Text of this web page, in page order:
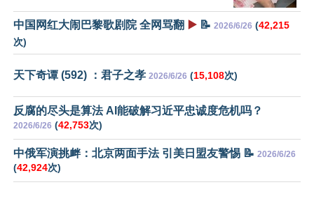
中国网红大闹巴黎歌剧院 全网骂翻 ▶️ 📝 2026/6/26 (42,215
次)
天下奇谭 (592) ：君子之孝 2026/6/26 (15,108次)
反腐的尽头是算法 AI能破解习近平忠诚度危机吗？
2026/6/26 (42,753次)
中俄军演挑衅：北京两面手法 引美日盟友警惕 📝 2026/6/26
(42,924次)